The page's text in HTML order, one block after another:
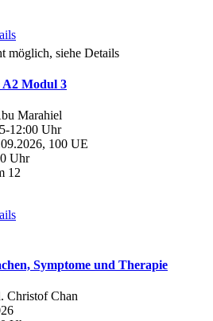
möglich, siehe Details
A2 Modul 3
Marahiel
12:00 Uhr
100 UE
Uhr
12
Symptome und Therapie
Christof Chan